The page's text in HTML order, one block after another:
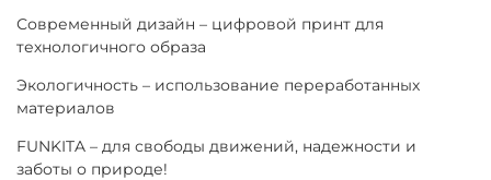
Современный дизайн – цифровой принт для
технологичного образа
Экологичность – использование переработанных
материалов
FUNKITA – для свободы движений, надежности и
заботы о природе!